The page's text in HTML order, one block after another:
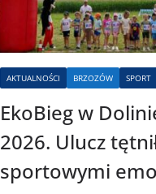
AKTUALNOŚCI BRZOZÓW SPORT
EkoBieg w
2026. Ulucz
sportowymi